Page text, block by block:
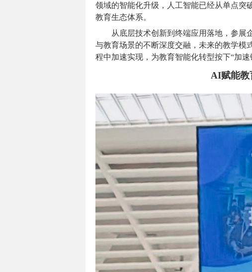
领域的智能化升级，人工智能已经从单点突
教育生态体系。
从底层技术创新到终端应用落地，参展
与教育场景的不断深度交融，未来的教学模
程中加速实现，为教育智能化转型按下“加速
AI赋能教